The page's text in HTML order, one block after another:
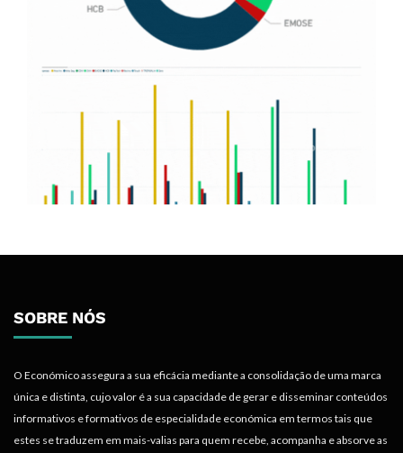
SOBRE NÓS
O Económico assegura a sua eficácia mediante a consolidação de uma marca
única e distinta, cujo valor é a sua capacidade de gerar e disseminar conteúdos
informativos e formativos de especialidade económica em termos tais que
estes se traduzem em mais-valias para quem recebe, acompanha e absorve as